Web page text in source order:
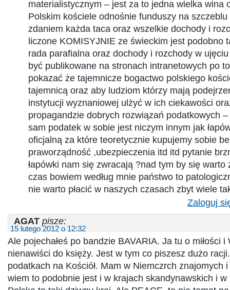
materialistycznym – jest za to jedna wielka wina
Polskim kościele odnośnie funduszy na
zdaniem każda taca oraz wszelkie dochody i
liczone KOMISYJNIE ze świeckim jest podobno
rada parafialna oraz dochody i rozchody w
być publikowane na stronach intranetowych po
pokazać że tajemnicze bogactwo polskiego
tajemnicą oraz aby ludziom którzy mają
instytucji wyznaniowej ulżyć w ich ciekawości
propagandzie dobrych rozwiązań podatkowych
sam podatek w sobie jest niczym innym jak
oficjalną za które teoretycznie kupujemy sobie
praworządność ,ubezpieczenia itd itd pytanie
łapówki nam się zwracają ?nad tym by się warto
czas bowiem według mnie państwo to
nie warto płacić w naszych czasach zbyt wiele
Zaloguj
AGAT pisze:
15 lutego 2012 o 12:32
Ale pojechałeś po bandzie BAVARIA. Ja tu o miłości
nienawiści do księży. Jest w tym co piszesz dużo
podatkach na Kościół. Mam w Niemczrch znajomych
wiem to podobnie jest i w krajach skandynawskich i